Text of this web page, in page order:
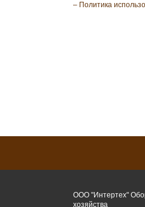
– Политика
ООО "Интертех"
хозяйства